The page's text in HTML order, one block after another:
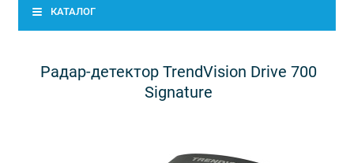
КАТАЛОГ
Радар-детектор TrendVision Drive 700
Signature